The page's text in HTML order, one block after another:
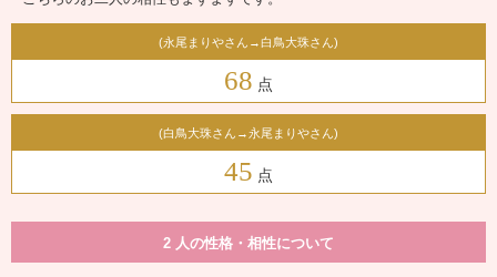
(永尾まりやさん→白鳥大珠さん)
68 点
(白鳥大珠さん→永尾まりやさん)
45 点
2 人の性格・相性について